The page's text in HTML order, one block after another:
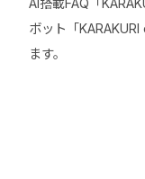
AI搭載FAQ「
ボット「
ます。